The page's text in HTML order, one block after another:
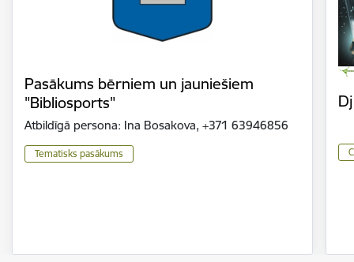
Pasākums bērniem un jauniešiem
"Bibliosports"
Atbildīgā persona: Ina Bosakova, +371 63946856
Tematisks pasākums